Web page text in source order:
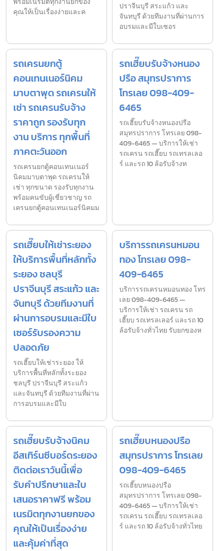
คุณให้เป็นเรื่องง่ายและค
ปราจีนบุรี สระแก้ว และ
จันทบุรี ด้วยทีมงานที่ผ่านการ
อบรมและมีใบเซอร
รถเครนยกตู้
คอนเทนเนอร์นิคม
มาบตาพุด รถเครนให้
เช่า รถเครนรับจ้าง
ราคาถูก รองรับทุก
งาน บริการ ทุกพื้นที่
ภาคตะวันออก
รถเครนยกตู้คอนเทนเนอร์
นิคมมาบตาพุด รถเครนให้
เช่า ทุกขนาด รองรับทุกงาน
พร้อมคนขับผู้เชี่ยวชาญ รถ
เครนยกตู้คอนเทนเนอร์นิคมม
รถเฮี๊ยบรับจ้างหนอง
ปรือ สมุทรปราการ
โทรเลย 098-409-
6465
รถเฮี๊ยบรับจ้างหนองปรือ
สมุทรปราการ โทรเลย 098-
409-6465 — บริการให้เช่า
รถเครน รถเฮี๊ยบ รถเทรลเลอ
ร์ และรถ 10 ล้อรับจ้างท
รถเฮี๊ยบให้เช่าระยอง
ให้บริการพื้นที่หลักทั้ง
ระยอง ชลบุรี
ปราจีนบุรี สระแก้ว และ
จันทบุรี ด้วยทีมงานที่
ผ่านการอบรมและมีใบ
เซอร์รับรองความ
ปลอดภัย
รถเฮี๊ยบให้เช่าระยอง ให้
บริการพื้นที่หลักทั้งระยอง
ชลบุรี ปราจีนบุรี สระแก้ว
และจันทบุรี ด้วยทีมงานที่ผ่าน
การอบรมและมีใบ
บริการรถเครนหมอน
ทอง โทรเลย 098-
409-6465
บริการรถเครนหมอนทอง โทร
เลย 098-409-6465 —
บริการให้เช่า รถเครน รถ
เฮี๊ยบ รถเทรลเลอร์ และรถ 10
ล้อรับจ้างทั่วไทย รับยกของห
รถเฮี๊ยบรับจ้างนิคม
อีสเทิร์นซีบอร์ดระยอง
ติดต่อเราวันนี้เพื่อ
รับคำปรึกษาและใบ
เสนอราคาฟรี พร้อม
เนรมิตทุกงานยกของ
คุณให้เป็นเรื่องง่าย
และคุ้มค่าที่สุด
รถเฮี๊ยบหนองปรือ
สมุทรปราการ โทรเลย
098-409-6465
รถเฮี๊ยบหนองปรือ
สมุทรปราการ โทรเลย 098-
409-6465 — บริการให้เช่า
รถเครน รถเฮี๊ยบ รถเทรลเลอ
ร์ และรถ 10 ล้อรับจ้างทั่วไทย